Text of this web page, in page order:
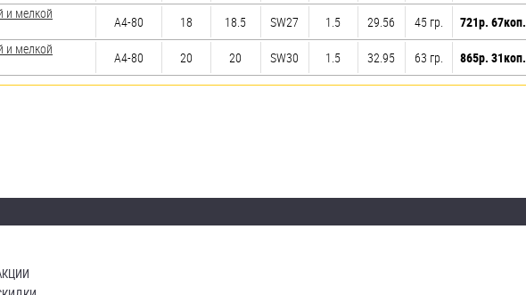
и мелкой
А4-80 18 18.5 SW27 1.5 29.56 45 гр. 721р. 67коп.
и мелкой
А4-80 20 20 SW30 1.5 32.95 63 гр. 865р. 31коп.